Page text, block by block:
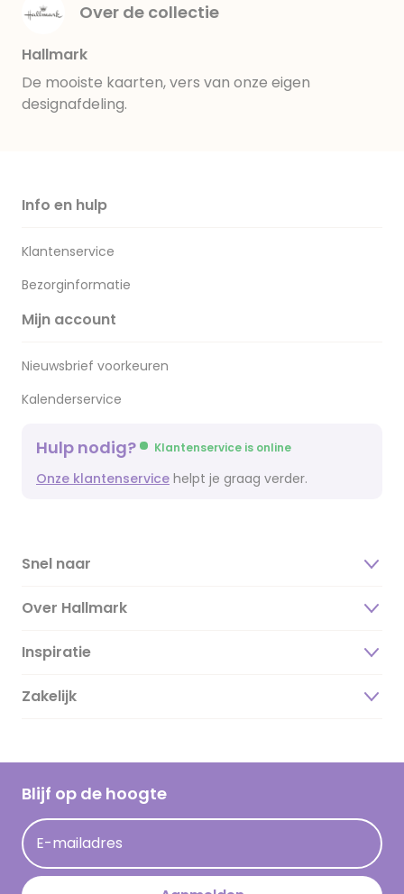
Over de collectie
Hallmark
De mooiste kaarten, vers van onze eigen
designafdeling.
Info en hulp
Klantenservice
Bezorginformatie
Mijn account
Nieuwsbrief voorkeuren
Kalenderservice
Hulp nodig? Klantenservice is online
Onze klantenservice helpt je graag verder.
Snel naar
Over Hallmark
Over ons
Duurzaamheid
Hallmark Kaartclub
Acties
Persberichten
Hallmark en Kinderpostzegels
Inspiratie
Magazine
Cadeau inspiratie
Kaartinspiratie
Zakelijk
Blijf op de hoogte
E-mailadres